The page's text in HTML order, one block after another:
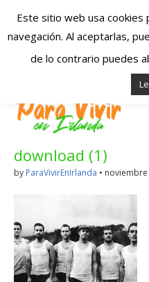
Irlanda
Irlanda
en
Irlanda
Blog dedicado a los que
Irlanda!
download (1)
by ParaVivirEnIrlanda • noviembre
Este sitio web usa
navegación. Al aceptarlas,
de lo contrario puedes